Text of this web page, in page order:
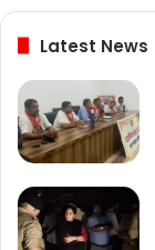
Latest News